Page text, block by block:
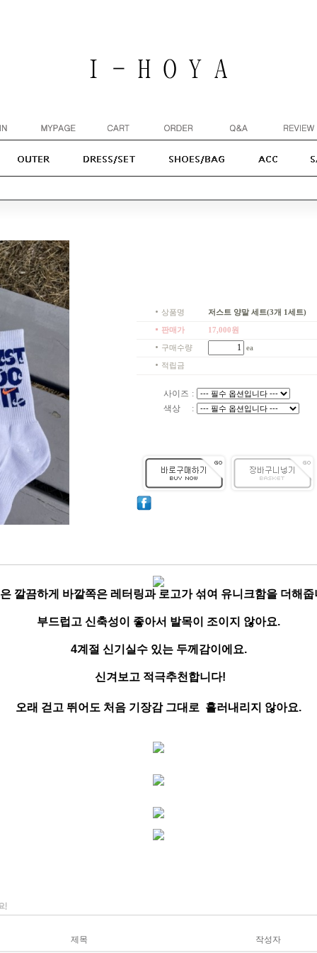
상품명 저스트 양말 세트(3개 1세트)
판매가 17,000원
구매수량 ea
적립금
사이즈 :
색상
:
깔끔하게 바깥쪽은 레터링과 로고가 섞여 유니크함을 더해줍
부드럽고 신축성이 좋아서 발목이 조이지 않아요.
4계절 신기실수 있는 두께감이에요.
신겨보고 적극추천합니다!
오래 걷고 뛰어도 처음 기장감 그대로 흘러내리지 않아요.
제목 작성자